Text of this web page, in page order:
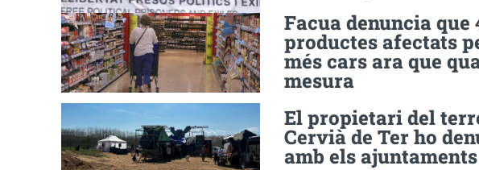
Facua denuncia que
productes afectats
més cars ara que
mesura
El propietari del
Cervià de Ter ho
amb els